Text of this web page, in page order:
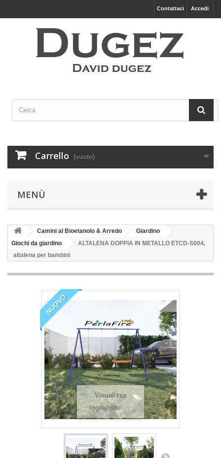
Accedi
Contattaci
Carrello (vuoto)
MENÙ
Camini al Bioetanolo & Arredo
Giardino
Giochi da giardino
ALTALENA DOPPIA IN METALLO ETCD-S004,
altalena per bambini
NUOVO
Visualizza
ingrandito